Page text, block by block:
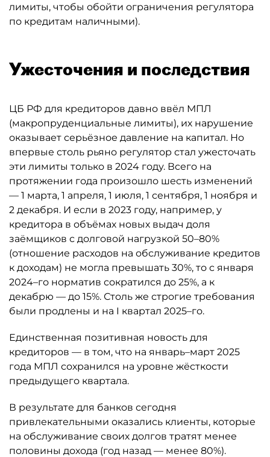
лимиты, чтобы обойти ограничения регулятора
по кредитам наличными).
Ужесточения и последствия
ЦБ РФ для кредиторов давно ввёл МПЛ
(макропруденциальные лимиты), их нарушение
оказывает серьёзное давление на капитал. Но
впервые столь рьяно регулятор стал ужесточать
эти лимиты только в 2024 году. Всего на
протяжении года произошло шесть изменений
— 1 марта, 1 апреля, 1 июля, 1 сентября, 1 ноября и
2 декабря. И если в 2023 году, например, у
кредитора в объёмах новых выдач доля
заёмщиков с долговой нагрузкой 50–80%
(отношение расходов на обслуживание кредитов
к доходам) не могла превышать 30%, то с января
2024–го норматив сократился до 25%, а к
декабрю — до 15%. Столь же строгие требования
были продлены и на I квартал 2025–го.
Единственная позитивная новость для
кредиторов — в том, что на январь–март 2025
года МПЛ сохранился на уровне жёсткости
предыдущего квартала.
В результате для банков сегодня
привлекательными оказались клиенты, которые
на обслуживание своих долгов тратят менее
половины дохода (год назад — менее 80%).